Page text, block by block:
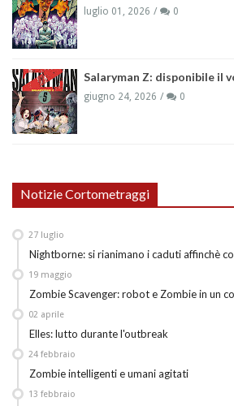
luglio 01, 2026 0
Salaryman Z: disponibile il
giugno 24, 2026 0
Notizie Cortometraggi
Nightborne: si rianimano i caduti affinchè
27 luglio
Zombie Scavenger: robot e Zombie in un
19 maggio
Elles: lutto durante l'outbreak
02 aprile
Zombie intelligenti e umani agitati
24 febbraio
13 febbraio